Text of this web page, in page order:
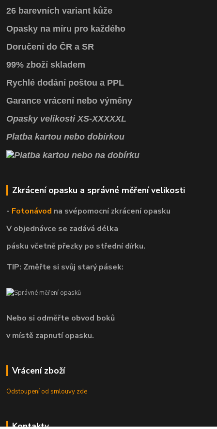
26 barevních variant kůže
Opasky na míru pro každého
Doručení do ČR a SR
99% zboží skladem
Rychlé dodání poštou a PPL
Garance vrácení nebo výměny
OpaskyvelikostiXS-XXXXXL
Platba kartou nebo dobírkou
Zkrácení opasku a správné měření velikosti
- Fotonávod na svépomocnízkrácení opasku
V objednávce se zadává délka
pásku včetně přezky po střední dírku.
TIP: Změřte si svůj starý pásek:
Nebo si odměřte obvod boků
v místě zapnutí opasku.
Vrácení zboží
Odstoupení od smlouvy zde
Kontakty